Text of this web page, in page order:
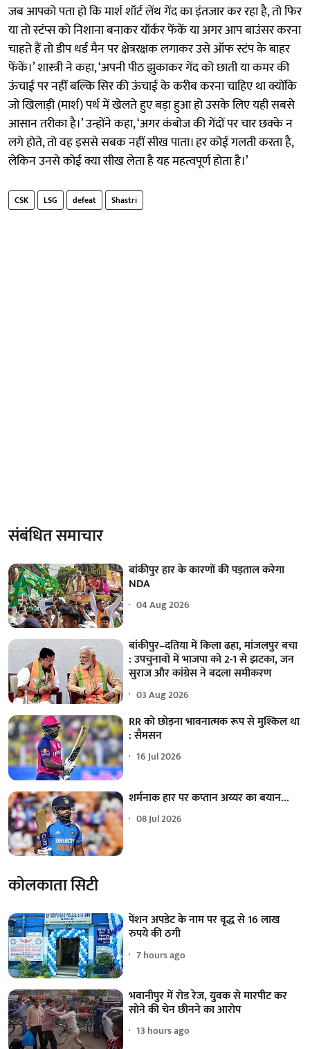
जब आपको पता हो कि मार्श शॉर्ट लेंथ गेंद का इंतजार कर रहा है, तो फिर
या तो स्टंप्स को निशाना बनाकर यॉर्कर फेंकें या अगर आप बाउंसर करना
चाहते हैं तो डीप थर्ड मैन पर क्षेत्ररक्षक लगाकर उसे ऑफ स्टंप के बाहर
फेंकें।’ शास्त्री ने कहा, ‘अपनी पीठ झुकाकर गेंद को छाती या कमर की
ऊंचाई पर नहीं बल्कि सिर की ऊंचाई के करीब करना चाहिए था क्योंकि
जो खिलाड़ी (मार्श) पर्थ में खेलते हुए बड़ा हुआ हो उसके लिए यही सबसे
आसान तरीका है।’ उन्होंने कहा, ‘अगर कंबोज की गेंदों पर चार छक्के न
लगे होते, तो वह इससे सबक नहीं सीख पाता। हर कोई गलती करता है,
लेकिन उनसे कोई क्या सीख लेता है यह महत्वपूर्ण होता है।’
CSK LSG defeat Shastri
संबंधित समाचार
बांकीपुर हार के कारणों की पड़ताल करेगा
NDA
04 Aug 2026
बांकीपुर–दतिया में किला ढहा, मांजलपुर बचा
: उपचुनावों में भाजपा को 2-1 से झटका, जन
सुराज और कांग्रेस ने बदला समीकरण
03 Aug 2026
RR को छोड़ना भावनात्मक रूप से मुश्किल था
: सैमसन
16 Jul 2026
शर्मनाक हार पर कप्तान अय्यर का बयान...
08 Jul 2026
कोलकाता सिटी
पेंशन अपडेट के नाम पर वृद्ध से 16 लाख
रुपये की ठगी
7 hours ago
भवानीपुर में रोड रेज, युवक से मारपीट कर
सोने की चेन छीनने का आरोप
13 hours ago